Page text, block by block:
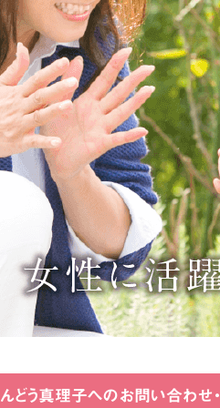
どう真理子へのお問い合わせ・